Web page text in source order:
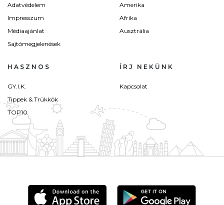
Adatvédelem
Impresszum
Médiaajánlat
Sajtómegjelenések
Amerika
Afrika
Ausztrália
HASZNOS
GY.I.K.
Tippek & Trükkök
TOP10
ÍRJ NEKÜNK
Kapcsolat